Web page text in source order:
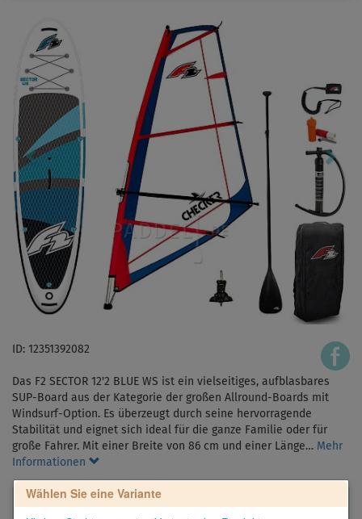
ID: 12351392082
Das F2 SECTOR 12'2 BLUE WS ist ein vielseitiges, aufblasbares
SUP-Board aus der Kategorie der großen Allround-Boards mit
Windsurf-Option. Es überzeugt durch seine hervorragende
Stabilität und eignet sich ideal für die ganze Familie oder für
große Fahrer. Mit einer Breite von 86 cm und einer Länge… Mehr
Informationen
Wählen Sie eine Variante